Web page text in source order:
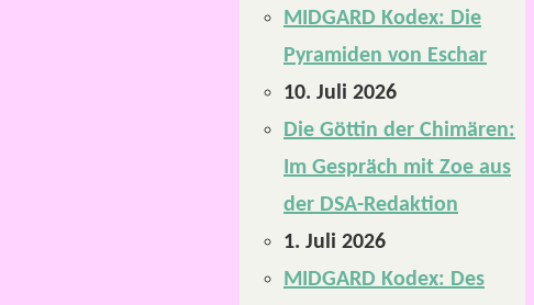
MIDGARD Kodex: Die
Pyramiden von Eschar
10. Juli 2026
Die Göttin der Chimären:
Im Gespräch mit Zoe aus
der DSA-Redaktion
1. Juli 2026
MIDGARD Kodex: Des